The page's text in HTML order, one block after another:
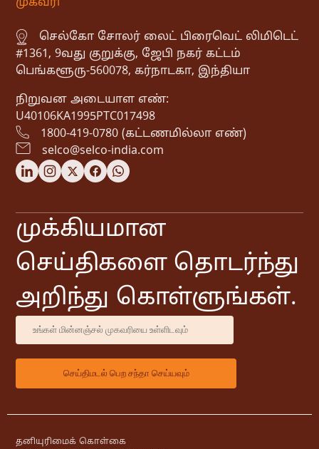
முகவரி
செல்கோ சோலர் லைட் பிரைவெட் லிமிடெட்
#1361, 9வது குறுக்கு, ஜேபி நகர் கட்டம்
பெங்களூரு-560078, கர்நாடகா, இந்தியா
நிறுவன அடையாள எண்:
U40106KA1995PTC017498
1800-419-0780 (கட்டணமில்லா எண்)
selco@selco-india.com
முக்கியமான
செய்திகளை தொடர்ந்து
அறிந்து கொள்ளுங்கள்.
தனியுரிமைக் கொள்கை